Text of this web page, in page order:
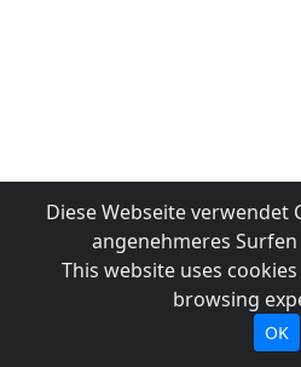
Diese Webseite verwendet
angenehmeres
This website uses
browsing
OK